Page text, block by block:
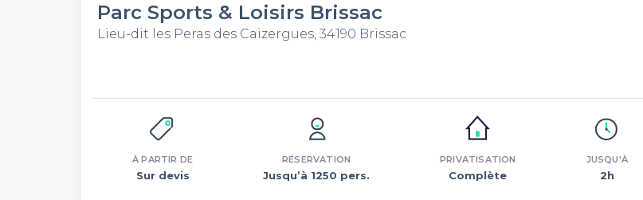
Parc Sports & Loisirs Brissac
Lieu-dit les Peras des Caizergues, 34190 Brissac
À PARTIR DE
Sur devis
RÉSERVATION
Jusqu’à 1250 pers.
PRIVATISATION
Complète
JUSQU'À
2h